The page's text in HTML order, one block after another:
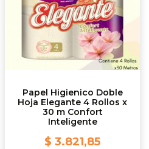
Papel Higienico Doble
Hoja Elegante 4 Rollos x
30 m Confort
Inteligente
$ 3.821,85